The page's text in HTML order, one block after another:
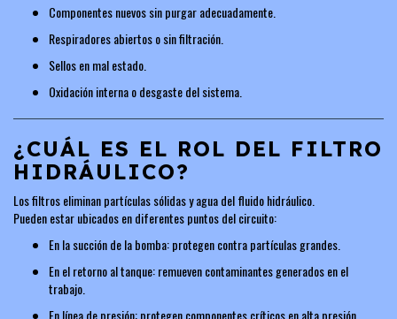
Componentes nuevos sin purgar adecuadamente.
Respiradores abiertos o sin filtración.
Sellos en mal estado.
Oxidación interna o desgaste del sistema.
¿CUÁL ES EL ROL DEL FILTRO
HIDRÁULICO?
Los filtros eliminan partículas sólidas y agua del fluido hidráulico.
Pueden estar ubicados en diferentes puntos del circuito:
En la succión de la bomba: protegen contra partículas grandes.
En el retorno al tanque: remueven contaminantes generados en el
trabajo.
En línea de presión: protegen componentes críticos en alta presión.